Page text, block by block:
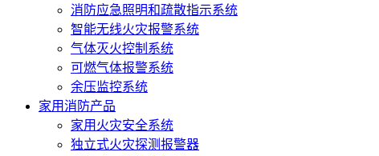
消防应急照明和疏散指示系统
智能无线火灾报警系统
气体灭火控制系统
可燃气体报警系统
余压监控系统
家用消防产品
家用火灾安全系统
独立式火灾探测报警器